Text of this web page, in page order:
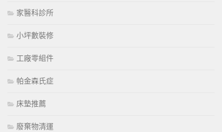
家醫科診所
小坪數裝修
工廠零組件
帕金森氏症
床墊推薦
廢棄物清運